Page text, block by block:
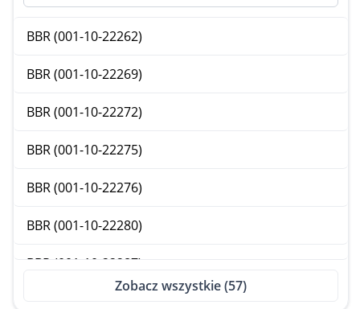
DAIHATSU
BBR (001-10-22262)
BBR (001-10-22269)
BBR (001-10-22272)
BBR (001-10-22275)
BBR (001-10-22276)
BBR (001-10-22280)
BBR (001-10-22287)
Zobacz wszystkie (57)